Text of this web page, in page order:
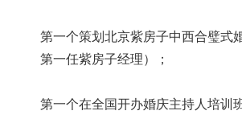
第一个策划北京紫房子中西合璧式
第一任紫房子经理）；
第一个在全国开办婚庆主持人培训